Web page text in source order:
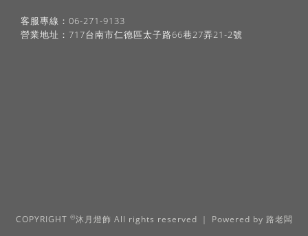
客服專線：06-271-9133
營業地址：717台南市仁德區太子路66巷27弄21-2號
COPYRIGHT ©沐月燈飾 All rights reserved ｜ Powered by 路老闆